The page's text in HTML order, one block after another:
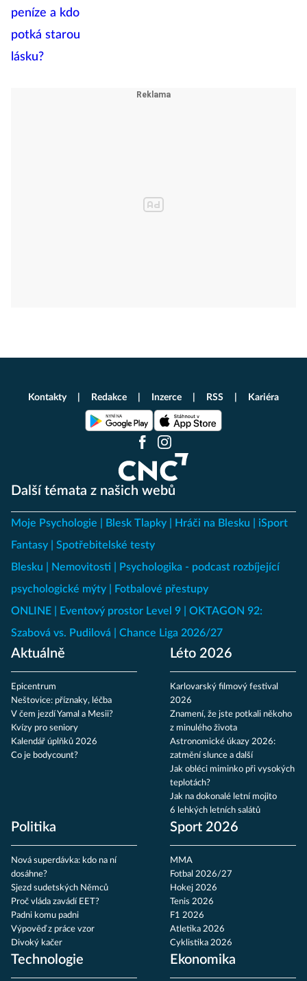
Další témata z našich webů
Moje Psychologie Blesk Tlapky Hráči na Blesku
iSport
Fantasy
Spotřebitelské testy
Blesku
Nemovitosti
Psychologika - podcast rozbíjející
psychologické mýty
Fotbalové přestupy
ONLINE
Eventový prostor Level 9
OKTAGON 92:
Szabová vs. Pudilová
Chance Liga 2026/27
Aktuálně
Epicentrum
Neštovice: příznaky, léčba
V čem jezdí Yamal a Mesii?
Kvízy pro seniory
Kalendář úplňků 2026
Co je bodycount?
Léto 2026
Karlovarský filmový festival
2026
Znamení, že jste potkali někoho
z minulého života
Astronomické úkazy 2026:
zatmění slunce a další
Jak obléci miminko při vysokých
teplotách?
Jak na dokonalé letní mojito
6 lehkých letních salátů
Politika
Nová superdávka: kdo na ní
dosáhne?
Sjezd sudetských Němců
Proč vláda zavádí EET?
Padni komu padni
Výpověď z práce vzor
Divoký kačer
Sport 2026
MMA
Fotbal 2026/27
Hokej 2026
Tenis 2026
F1 2026
Atletika 2026
Cyklistika 2026
Technologie Ekonomika
Kontakty Redakce Inzerce RSS Kariéra